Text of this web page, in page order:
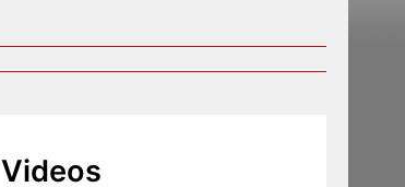
Videos